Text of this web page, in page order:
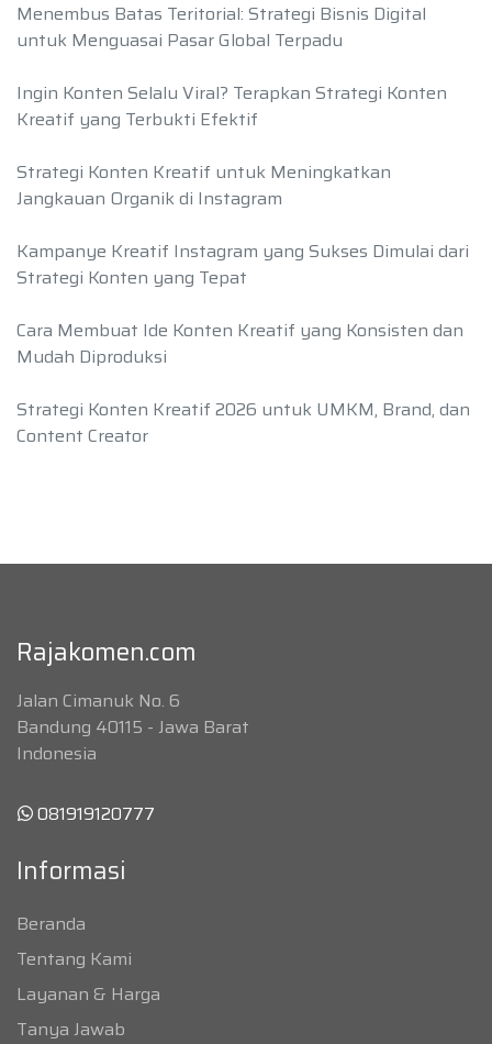
Menembus Batas Teritorial: Strategi Bisnis Digital
untuk Menguasai Pasar Global Terpadu
Ingin Konten Selalu Viral? Terapkan Strategi Konten
Kreatif yang Terbukti Efektif
Strategi Konten Kreatif untuk Meningkatkan
Jangkauan Organik di Instagram
Kampanye Kreatif Instagram yang Sukses Dimulai dari
Strategi Konten yang Tepat
Cara Membuat Ide Konten Kreatif yang Konsisten dan
Mudah Diproduksi
Strategi Konten Kreatif 2026 untuk UMKM, Brand, dan
Content Creator
Rajakomen.com
Jalan Cimanuk No. 6
Bandung 40115 - Jawa Barat
Indonesia
081919120777
Informasi
Beranda
Tentang Kami
Layanan & Harga
Tanya Jawab